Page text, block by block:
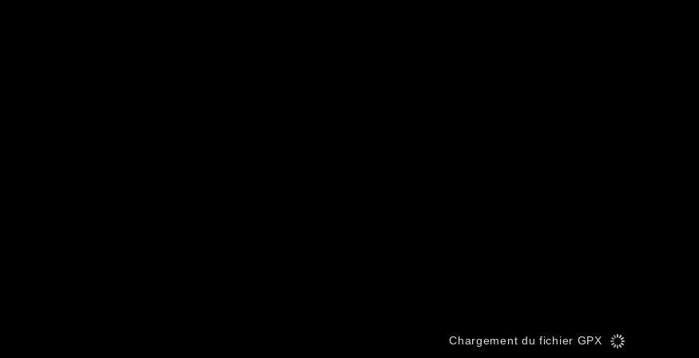
Chargement du fichier GPX